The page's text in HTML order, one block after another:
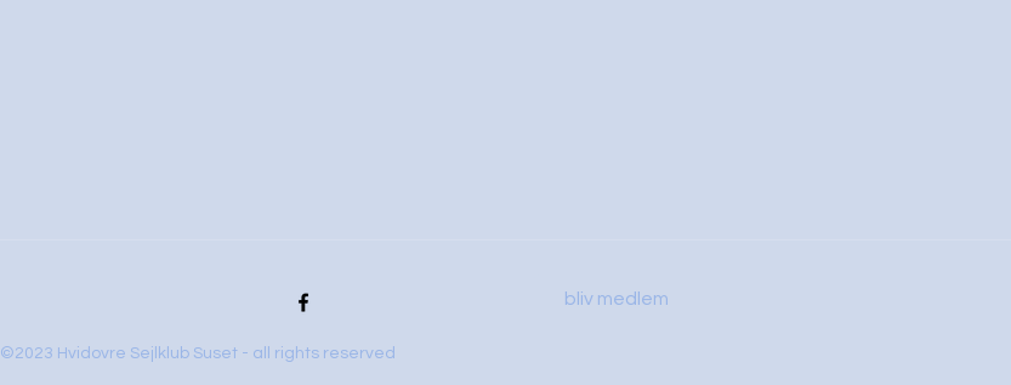
©2023 Hvidovre Sejlklub Suset - all rights reserved
bliv medlem